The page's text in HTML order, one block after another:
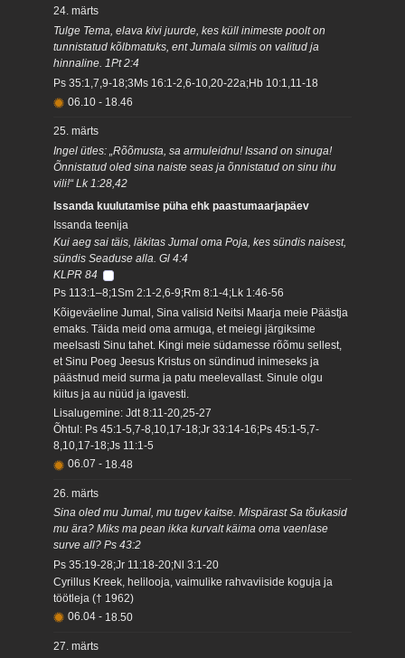
24. märts
Tulge Tema, elava kivi juurde, kes küll inimeste poolt on
tunnistatud kõlbmatuks, ent Jumala silmis on valitud ja
hinnaline. 1Pt 2:4
Ps 35:1,7,9-18;3Ms 16:1-2,6-10,20-22a;Hb 10:1,11-18
06.10 - 18.46
25. märts
Ingel ütles: „Rõõmusta, sa armuleidnu! Issand on sinuga!
Õnnistatud oled sina naiste seas ja õnnistatud on sinu ihu
vili!“ Lk 1:28,42
Issanda kuulutamise püha ehk paastumaarjapäev
Issanda teenija
Kui aeg sai täis, läkitas Jumal oma Poja, kes sündis naisest,
sündis Seaduse alla. Gl 4:4
KLPR 84
Ps 113:1–8;1Sm 2:1-2,6-9;Rm 8:1-4;Lk 1:46-56
Kõigeväeline Jumal, Sina valisid Neitsi Maarja meie Päästja
emaks. Täida meid oma armuga, et meiegi järgiksime
meelsasti Sinu tahet. Kingi meie südamesse rõõmu sellest,
et Sinu Poeg Jeesus Kristus on sündinud inimeseks ja
päästnud meid surma ja patu meelevallast. Sinule olgu
kiitus ja au nüüd ja igavesti.
Lisalugemine: Jdt 8:11-20,25-27
Õhtul: Ps 45:1-5,7-8,10,17-18;Jr 33:14-16;Ps 45:1-5,7-
8,10,17-18;Js 11:1-5
06.07 - 18.48
26. märts
Sina oled mu Jumal, mu tugev kaitse. Mispärast Sa tõukasid
mu ära? Miks ma pean ikka kurvalt käima oma vaenlase
surve all? Ps 43:2
Ps 35:19-28;Jr 11:18-20;Nl 3:1-20
Cyrillus Kreek, helilooja, vaimulike rahvaviiside koguja ja
töötleja († 1962)
06.04 - 18.50
27. märts